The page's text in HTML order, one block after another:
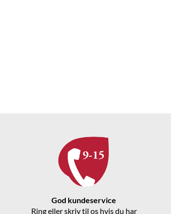
God kundeservice
Ring eller skriv til os hvis du har